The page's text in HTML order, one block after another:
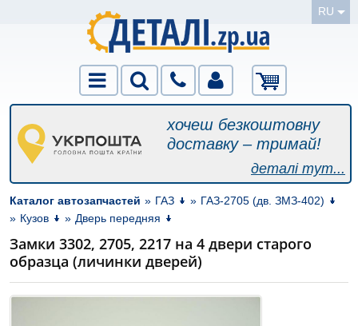
RU
хочеш безкоштовну
доставку – тримай!
деталі тут...
Каталог автозапчастей » ГАЗ » ГАЗ-2705 (дв. ЗМЗ-402)
» Кузов » Дверь передняя
Замки 3302, 2705, 2217 на 4 двери старого
образца (личинки дверей)